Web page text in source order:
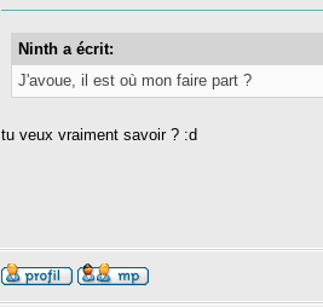
Ninth a écrit:
J'avoue, il est où mon faire part ?
tu veux vraiment savoir ? :d